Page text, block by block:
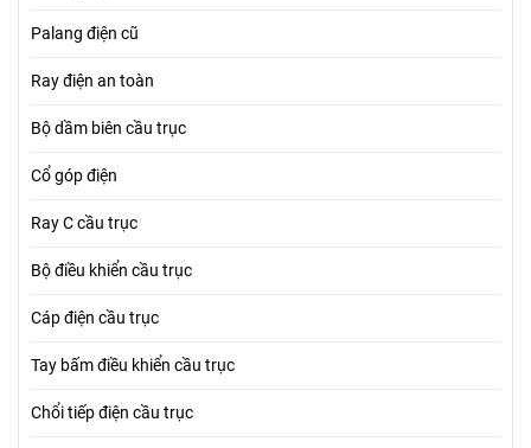
Palang điện cũ
Ray điện an toàn
Bộ dầm biên cầu trục
Cổ góp điện
Ray C cầu trục
Bộ điều khiển cầu trục
Cáp điện cầu trục
Tay bấm điều khiển cầu trục
Chổi tiếp điện cầu trục